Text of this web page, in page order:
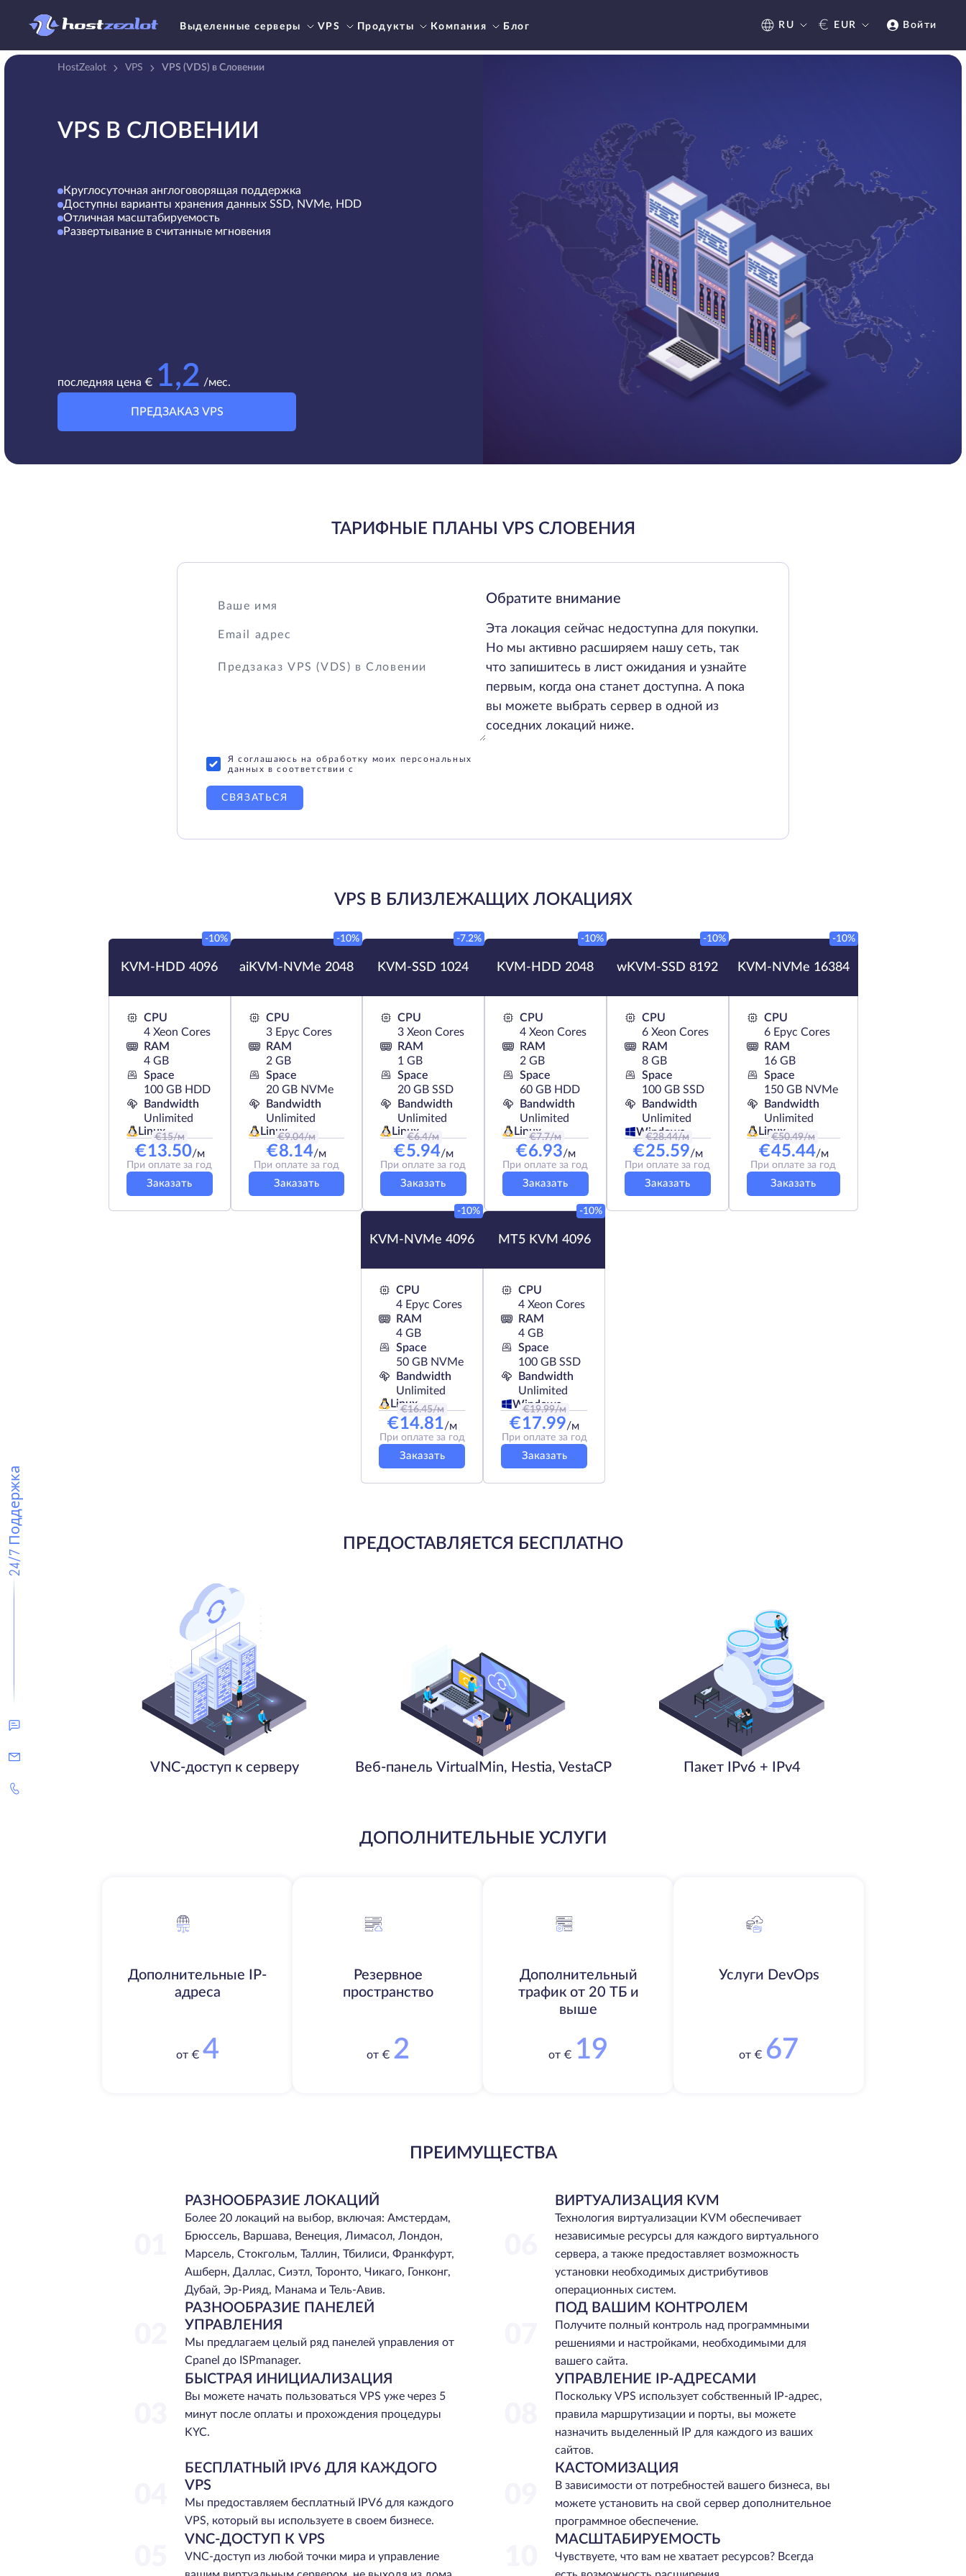
Выделенные серверы VPS Продукты Компания Блог RU € EUR Войти
24/7 Поддержка
HostZealot VPS VPS (VDS) в Словении
VPS В СЛОВЕНИИ
Круглосуточная англоговорящая поддержка
Доступны варианты хранения данных SSD, NVMe, HDD
Отличная масштабируемость
Развертывание в считанные мгновения
последняя цена € 1,2 /мес.
ПРЕДЗАКАЗ VPS
ТАРИФНЫЕ ПЛАНЫ VPS СЛОВЕНИЯ
Я соглашаюсь на обработку моих персональных
данных в соответствии с
СВЯЗАТЬСЯ
Обратите внимание
Эта локация сейчас недоступна для покупки.
Но мы активно расширяем нашу сеть, так
что запишитесь в лист ожидания и узнайте
первым, когда она станет доступна. А пока
вы можете выбрать сервер в одной из
соседних локаций ниже.
VPS В БЛИЗЛЕЖАЩИХ ЛОКАЦИЯХ
KVM-HDD 4096
-10%
CPU
4 Xeon Cores
RAM
4 GB
Space
100 GB HDD
Bandwidth
Unlimited
Linux
€15/м
€13.50/м
При оплате за год
Заказать
aiKVM-NVMe 2048
-10%
CPU
3 Epyc Cores
RAM
2 GB
Space
20 GB NVMe
Bandwidth
Unlimited
Linux
€9.04/м
€8.14/м
При оплате за год
Заказать
KVM-SSD 1024
-7.2%
CPU
3 Xeon Cores
RAM
1 GB
Space
20 GB SSD
Bandwidth
Unlimited
Linux
€6.4/м
€5.94/м
При оплате за год
Заказать
KVM-HDD 2048
-10%
CPU
4 Xeon Cores
RAM
2 GB
Space
60 GB HDD
Bandwidth
Unlimited
Linux
€7.7/м
€6.93/м
При оплате за год
Заказать
wKVM-SSD 8192
-10%
CPU
6 Xeon Cores
RAM
8 GB
Space
100 GB SSD
Bandwidth
Unlimited
Windows
€28.44/м
€25.59/м
При оплате за год
Заказать
KVM-NVMe 16384
-10%
CPU
6 Epyc Cores
RAM
16 GB
Space
150 GB NVMe
Bandwidth
Unlimited
Linux
€50.49/м
€45.44/м
При оплате за год
Заказать
KVM-NVMe 4096
-10%
CPU
4 Epyc Cores
RAM
4 GB
Space
50 GB NVMe
Bandwidth
Unlimited
Linux
€16.45/м
€14.81/м
При оплате за год
Заказать
MT5 KVM 4096
-10%
CPU
4 Xeon Cores
RAM
4 GB
Space
100 GB SSD
Bandwidth
Unlimited
Windows
€19.99/м
€17.99/м
При оплате за год
Заказать
ПРЕДОСТАВЛЯЕТСЯ БЕСПЛАТНО
VNC-доступ к серверу Веб-панель VirtualMin, Hestia, VestaCP Пакет IPv6 + IPv4
ДОПОЛНИТЕЛЬНЫЕ УСЛУГИ
Дополнительные IP-
адреса
от € 4
Резервное
пространство
от € 2
Дополнительный
трафик от 20 ТБ и
выше
от € 19
Услуги DevOps
от € 67
ПРЕИМУЩЕСТВА
РАЗНООБРАЗИЕ ЛОКАЦИЙ
Более 20 локаций на выбор, включая: Амстердам,
Брюссель, Варшава, Венеция, Лимасол, Лондон,
Марсель, Стокгольм, Таллин, Тбилиси, Франкфурт,
Ашберн, Даллас, Сиэтл, Торонто, Чикаго, Гонконг,
Дубай, Эр-Рияд, Манама и Тель-Авив.
ВИРТУАЛИЗАЦИЯ KVM
Технология виртуализации KVM обеспечивает
независимые ресурсы для каждого виртуального
сервера, а также предоставляет возможность
установки необходимых дистрибутивов
операционных систем.
РАЗНООБРАЗИЕ ПАНЕЛЕЙ
УПРАВЛЕНИЯ
Мы предлагаем целый ряд панелей управления от
Cpanel до ISPmanager.
ПОД ВАШИМ КОНТРОЛЕМ
Получите полный контроль над программными
решениями и настройками, необходимыми для
вашего сайта.
БЫСТРАЯ ИНИЦИАЛИЗАЦИЯ
Вы можете начать пользоваться VPS уже через 5
минут после оплаты и прохождения процедуры
KYC.
УПРАВЛЕНИЕ IP-АДРЕСАМИ
Поскольку VPS использует собственный IP-адрес,
правила маршрутизации и порты, вы можете
назначить выделенный IP для каждого из ваших
сайтов.
БЕСПЛАТНЫЙ IPV6 ДЛЯ КАЖДОГО
VPS
Мы предоставляем бесплатный IPV6 для каждого
VPS, который вы используете в своем бизнесе.
КАСТОМИЗАЦИЯ
В зависимости от потребностей вашего бизнеса, вы
можете установить на свой сервер дополнительное
программное обеспечение.
VNC-ДОСТУП К VPS
VNC-доступ из любой точки мира и управление
МАСШТАБИРУЕМОСТЬ
Чувствуете, что вам не хватает ресурсов? Всегда